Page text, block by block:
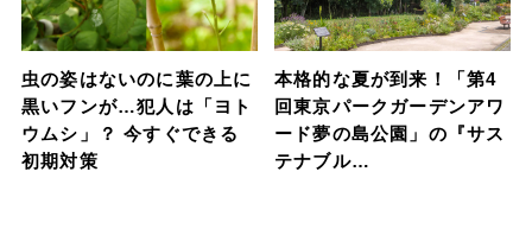
虫の姿はないのに葉の上に
黒いフンが…犯人は「ヨト
ウムシ」？ 今すぐできる
初期対策
本格的な夏が到来！「第4
回東京パークガーデンアワ
ード夢の島公園」の『サス
テナブル…